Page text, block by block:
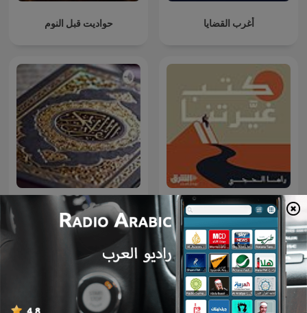
أغرب القضايا حواديت قبل النوم
Lecture du coran